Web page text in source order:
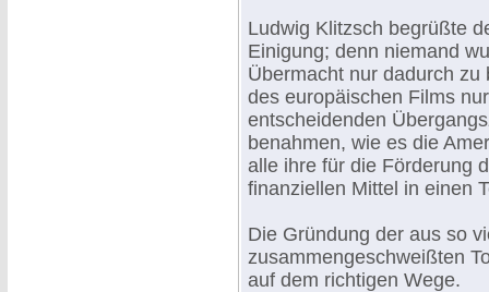
Ludwig Klitzsch begrüßte
Einigung; denn niemand
Übermacht nur dadurch
des europäischen Films
entscheidenden
benahmen, wie es die
alle ihre für die Förderung
finanziellen Mittel in einen
Die Gründung der aus so
zusammengeschweißten
auf dem richtigen Wege.